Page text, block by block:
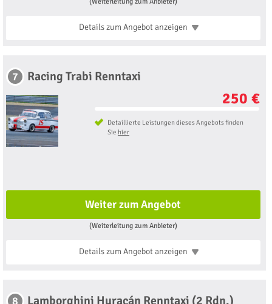
Details zum Angebotanzeigen
7 Racing Trabi Renntaxi
250 €
Detaillierte Leistungen dieses Angebots finden
Sie hier
Weiter zum Angebot
(Weiterleitung zum Anbieter)
Details zum Angebotanzeigen
8 Lamborghini Huracán Renntaxi (2 Rdn.)